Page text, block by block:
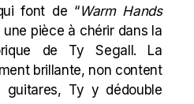
font de “Warm Hands
une pièce à chérir dans la
de Ty Segall. La
brillante, non content
guitares, Ty y dédouble